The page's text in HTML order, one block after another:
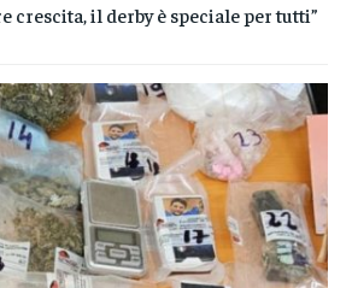
crescita, il derby è speciale per tutti”